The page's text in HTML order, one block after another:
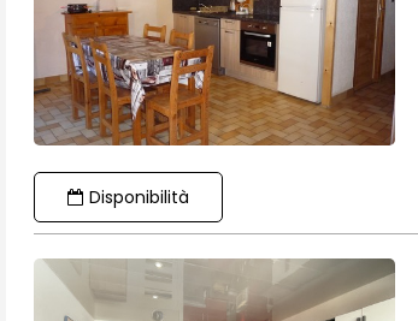
Disponibilità